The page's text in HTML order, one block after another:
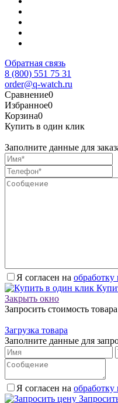
Обратная связь
8 (800) 551 75 31
order@q-watch.ru
Сравнение0
Избранное0
Корзина0
Купить в один клик
Заполните данные для
Я согласен на
Закрыть окно
Запросить стоимость товара
Загрузка товара
Заполните данные для
Я согласен на